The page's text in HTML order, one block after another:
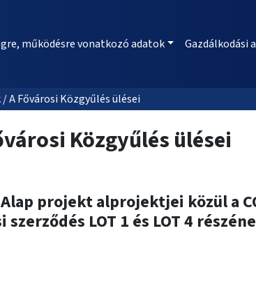
működésre vonatkozó adatok Gazdálkodási
A Fővárosi Közgyűlés ülései
Közgyűlés ülései
projekt alprojektjei közül a
LOT 1 és LOT 4